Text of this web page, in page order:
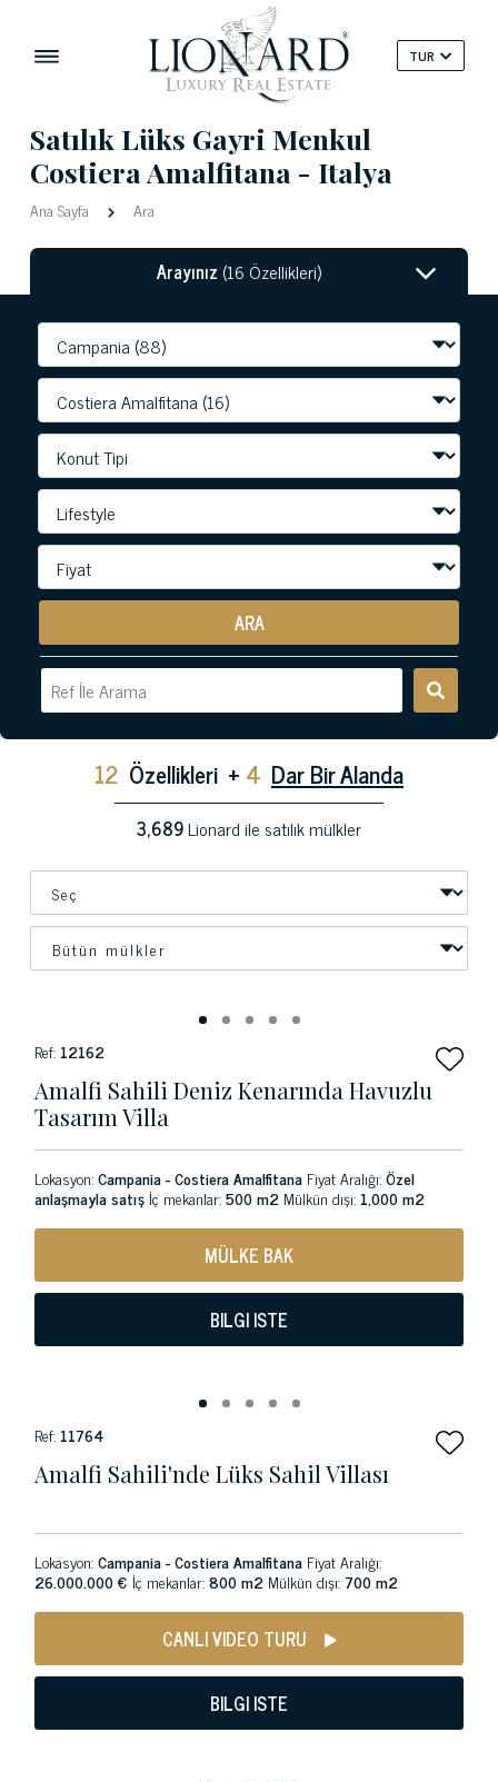
TUR
Satılık Lüks Gayri Menkul
Costiera Amalfitana - Italya
Ana Sayfa Ara
Arayınız (16 Özellikleri)
ARA
12 Özellikleri + 4 Dar Bir Alanda
3,689Lionard ile satılık mülkler
Ref: 12162
Amalfi Sahili Deniz Kenarında Havuzlu
Tasarım Villa
Lokasyon:Campania - Costiera Amalfitana Fiyat Aralığı:Özel
anlaşmayla satış İç mekanlar:500 m2 Mülkün dışı: 1,000 m2
MÜLKE BAK
BILGI ISTE
Ref: 11764
Amalfi Sahili'nde Lüks Sahil Villası
Lokasyon:Campania - Costiera Amalfitana Fiyat Aralığı:
26.000.000 € İç mekanlar:800 m2 Mülkün dışı: 700 m2
CANLI VIDEO TURU
BILGI ISTE